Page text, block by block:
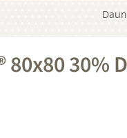
80x80 30%